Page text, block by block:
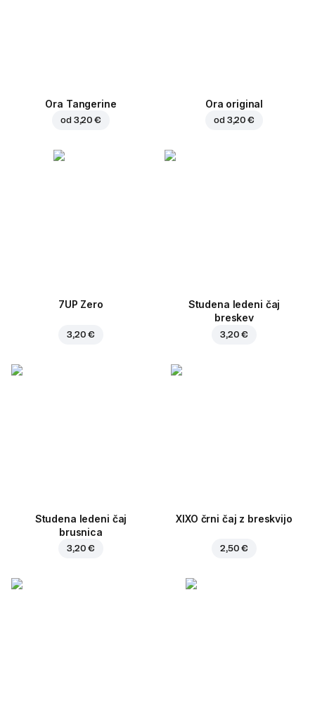
Ora Tangerine
od 3,20 €
Ora original
od 3,20 €
7UP Zero
3,20 €
Studena ledeni čaj
breskev
3,20 €
Studena ledeni čaj
brusnica
3,20 €
XIXO črni čaj z breskvijo
2,50 €